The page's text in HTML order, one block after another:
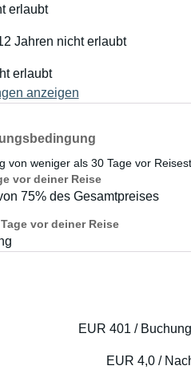
erlaubt
Jahren nicht erlaubt
erlaubt
anzeigen
von weniger als 30 Tage vor
vor deiner Reise
75% des Gesamtpreises
vor deiner Reise
EUR 401 / Buchung
EUR 4,0 /